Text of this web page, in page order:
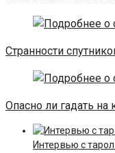
Странности
Опасно ли гадать на
Интервью с